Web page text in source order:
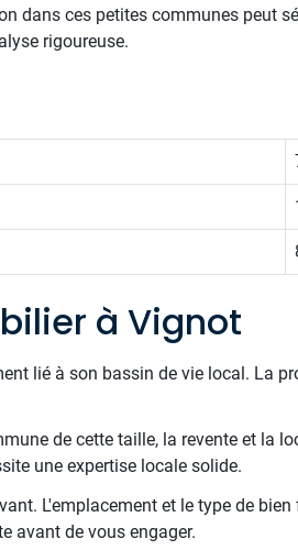
dans ces petites communes peut
rigoureuse.
à Vignot
lié à son bassin de vie local. La
de cette taille, la revente et la
une expertise locale solide.
L'emplacement et le type de
avant de vous engager.